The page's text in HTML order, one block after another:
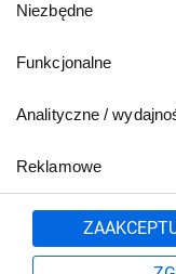
zgody
Niezbędne
Funkcjonalne
Analityczne /
Reklamowe
801